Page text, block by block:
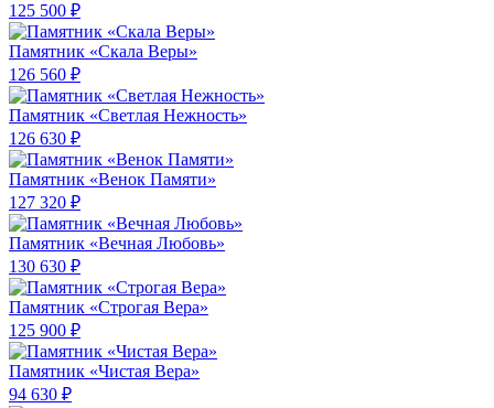
125 500 ₽
Памятник «Скала Веры»
126 560 ₽
Памятник «Светлая Нежность»
126 630 ₽
Памятник «Венок Памяти»
127 320 ₽
Памятник «Вечная Любовь»
130 630 ₽
Памятник «Строгая Вера»
125 900 ₽
Памятник «Чистая Вера»
94 630 ₽